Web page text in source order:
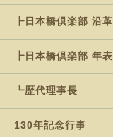
┣日本橋倶楽部 沿革
┣日本橋倶楽部 年表
┗歴代理事長
130年記念行事